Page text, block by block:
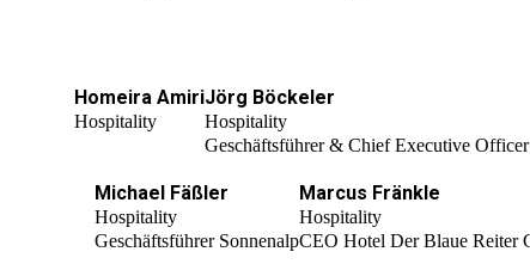
Homeira Amiri
Hospitality
Jörg Böckeler
Hospitality
Geschäftsführer & Chief Executive
Michael Fäßler
Hospitality
Geschäftsführer Sonnenalp
Marcus Fränkle
Hospitality
CEO Hotel Der Blaue Reiter